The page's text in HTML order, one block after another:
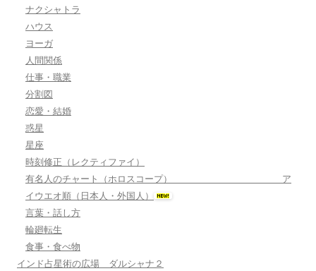
ナクシャトラ
ハウス
ヨーガ
人間関係
仕事・職業
分割図
恋愛・結婚
惑星
星座
時刻修正（レクティファイ）
有名人のチャート（ホロスコープ） ア
イウエオ順（日本人・外国人）
言葉・話し方
輪廻転生
食事・食べ物
インド占星術の広場 ダルシャナ２